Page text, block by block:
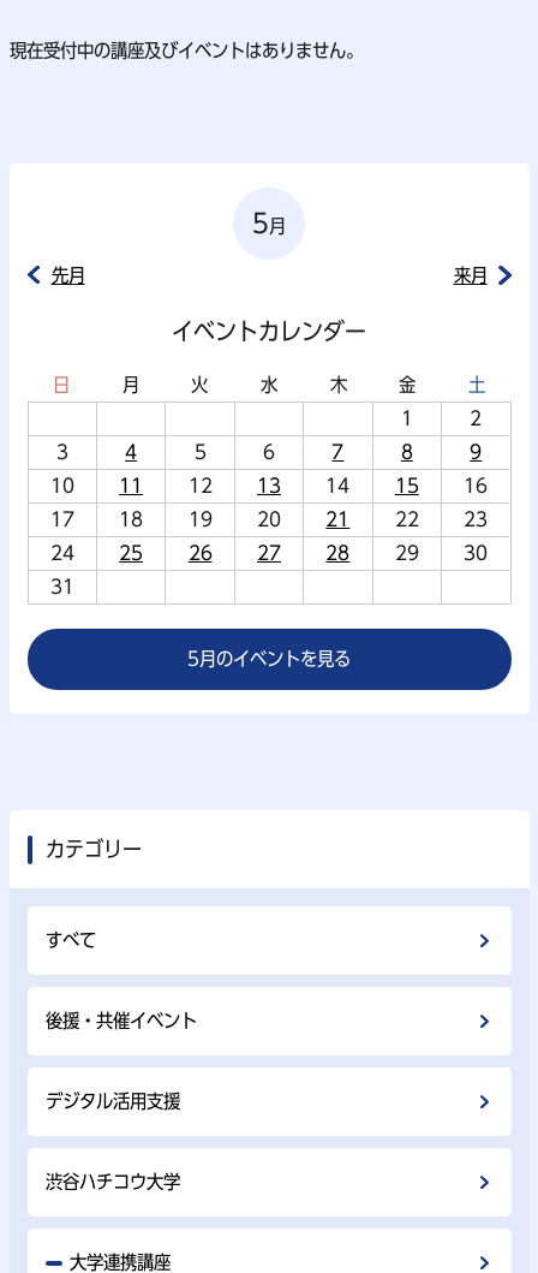
現在受付中の講座及びイベントはありません。
5月
先月 来月
イベントカレンダー
日 月 火 水 木 金
土
1
2
3
4 5 6 7 8
9
10
11 12 13 14 15
16
17
18 19 20 21 22
23
24
25 26 27 28 29
30
31
5月のイベントを見る
カテゴリー
すべて
後援・共催イベント
デジタル活用支援
渋谷ハチコウ大学
大学連携講座